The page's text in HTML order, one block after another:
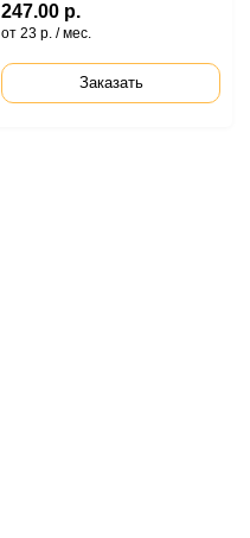
247.00 р.
от 23 р. / мес.
Заказать